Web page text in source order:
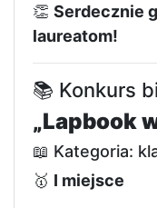
👏 Serdecznie
laureatom!
📚 Konkurs
„Lapbook
📖 Kategoria:
🥇 I miejsce